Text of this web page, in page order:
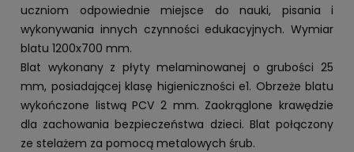
uczniom odpowiednie miejsce do nauki, pisania i
wykonywania innych czynności edukacyjnych. Wymiar
blatu 1200x700 mm.
Blat wykonany z płyty melaminowanej o grubości 25
mm, posiadającej klasę higieniczności e1. Obrzeże blatu
wykończone listwą PCV 2 mm. Zaokrąglone krawędzie
dla zachowania bezpieczeństwa dzieci. Blat połączony
ze stelażem za pomocą metalowych śrub.